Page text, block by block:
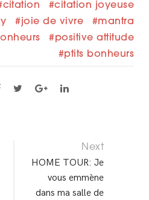
citation
citation joyeuse
joie de vivre
mantra
positive attitude
ptits bonheurs
Next
HOME TOUR: Je
vous emmène
dans ma salle de